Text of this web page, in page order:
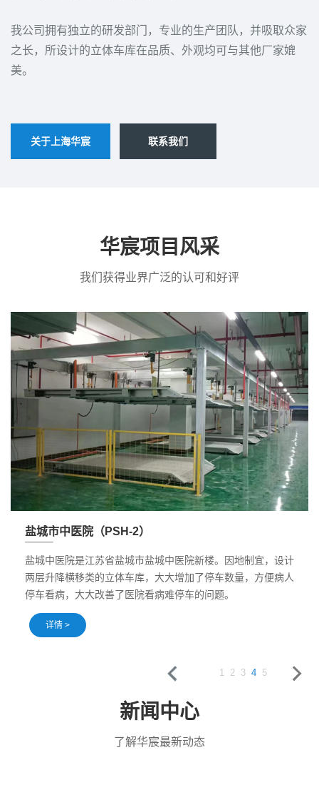
我公司拥有独立的研发部门，专业的生产团队，并吸取众家
之长，所设计的立体车库在品质、外观均可与其他厂家媲
美。
关于上海华宸 联系我们
华宸项目风采
我们获得业界广泛的认可和好评
盐城市中医院（PSH-2）
盐城中医院是江苏省盐城市盐城中医院新楼。因地制宜，设计
两层升降横移类的立体车库，大大增加了停车数量，方便病人
停车看病，大大改善了医院看病难停车的问题。
详情 >
1 2 3 4 5
新闻中心
了解华宸最新动态